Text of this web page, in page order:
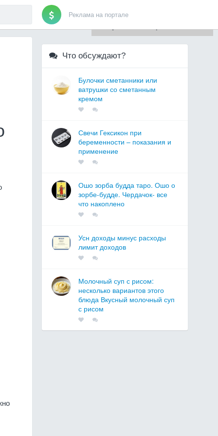
Реклама на портале
Что обсуждают?
Булочки сметанники или
ватрушки со сметанным
кремом
Свечи Гексикон при
беременности – показания и
применение
Ошо зорба будда таро. Ошо о
зорбе-будде. Чердачок- все
что накоплено
Усн доходы минус расходы
лимит доходов
Молочный суп с рисом:
несколько вариантов этого
блюда Вкусный молочный суп
с рисом
Для любых предложений по